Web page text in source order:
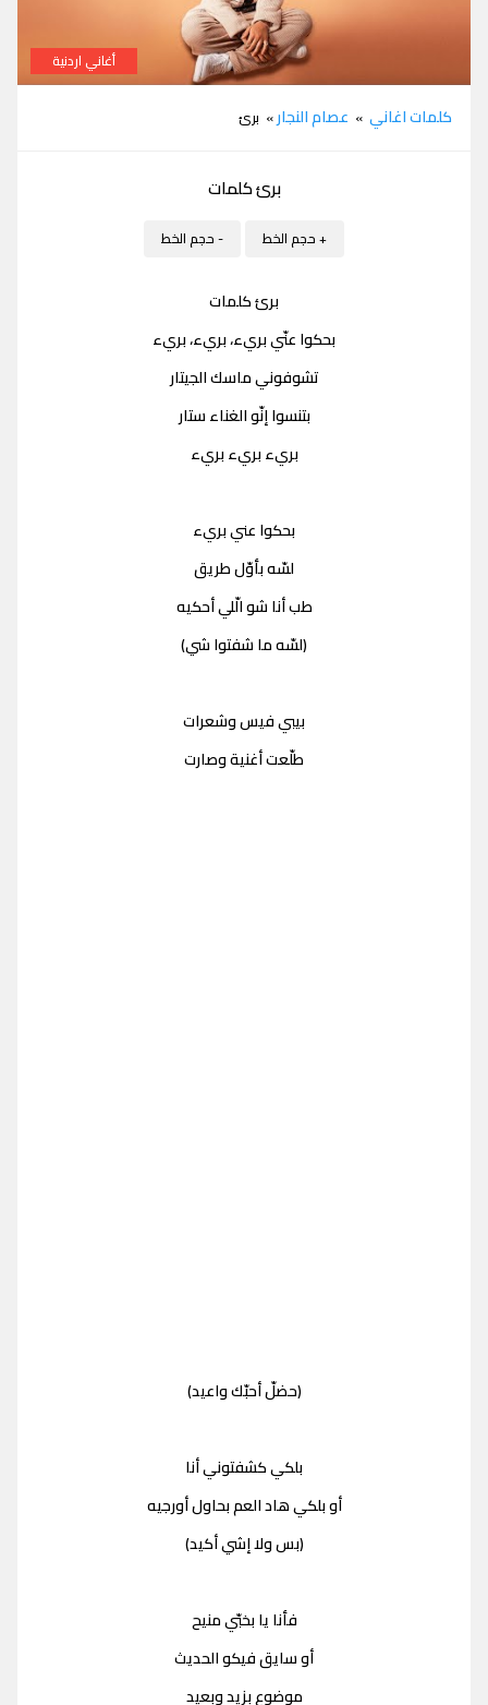
أغاني اردنية
كلمات اغاني » عصام النجار» برئ
برئ كلمات
+ حجم الخط - حجم الخط
برئ كلمات
بحكوا عنّي بريء، بريء، بريء
تشوفوني ماسك الجيتار
بتنسوا إنّو الغناء ستار
بريء بريء بريء
بحكوا عني بريء
لسّه بأوّل طريق
طب أنا شو الّلي أحكيه
(لسّه ما شفتوا شي)
بيبي فيس وشعرات
طلّعت أغنية وصارت
(حضلّ أحبّك واعيد)
بلكي كشفتوني أنا
أو بلكي هاد العم بحاول أورجيه
(بس ولا إشي أكيد)
فأنا يا بخبّي منيح
أو سايق فيكو الحديث
موضوع بزيد وبعيد